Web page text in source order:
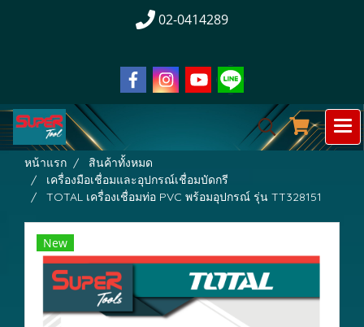
02-0414289
หน้าแรก
สินค้าทั้งหมด
เครื่องมือเชื่อมและอุปกรณ์เชื่อมบัดกรี
TOTAL เครื่องเชื่อมท่อ PVC พร้อมอุปกรณ์ รุ่น TT328151
New